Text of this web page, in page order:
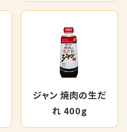
ジャン 焼肉の生だ
れ 400g